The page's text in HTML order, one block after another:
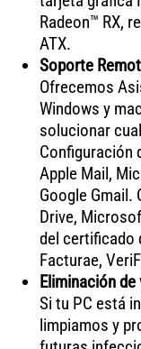
Radeon™ RX,
ATX.
Soporte
Ofrecemos
Windows y
solucionar
Configuración
Apple Mail,
Google Gmail.
Drive,
del certificado
Facturae,
Eliminación
Si tu PC está
limpiamos y